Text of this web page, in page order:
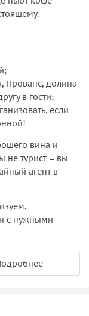
Прованс, долина
в гости;
если
вина и
не турист – вы
агент в
и с нужными